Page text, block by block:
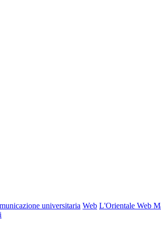
universitaria Web L'Orientale Web